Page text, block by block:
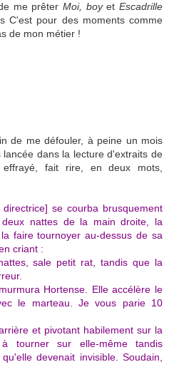
me prêterMoi, boyetEscadrille
C'est pour des moments comme
de mon métier !
de me défouler, à peine un mois
dans la lecture d'extraits de
fait rire, en deux mots,
se courba brusquement
nattes de la main droite, la
faire tournoyer au-dessus de sa
criant :
sale petit rat, tandis que la
Hortense. Elle accélère le
le marteau. Je vous parie 10
et pivotant habilement sur la
tourner sur elle-même tandis
devenait invisible. Soudain,